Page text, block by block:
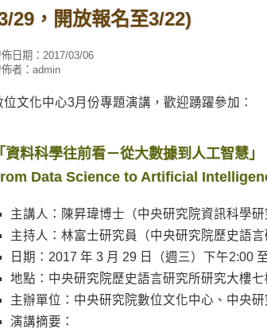
29，開放報名至3/22)
日期：2017/03/06
者：admin
位文化中心3月份專題演講，歡迎踴躍參加：
資料科學往前看－從大數據到人工智慧」
Data Science to Artificial
主講人：陳昇瑋博士（中央研究院資訊科學
主持人：林富士研究員（中央研究院歷史語
日期：2017 年 3 月 29 日（週三）下午2:00
地點：中央研究院歷史語言研究所研究大樓
主辦單位：中央研究院數位文化中心、中央
演講摘要：